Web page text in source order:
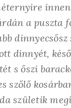
a puszta
dinnyecsősz
dinnyét,
s őszi
szőlő
születik